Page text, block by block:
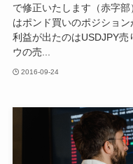
で修正いたします（赤字
はポンド買いのポジション
利益が出たのはUSDJPY
ウの売...
2016-09-24